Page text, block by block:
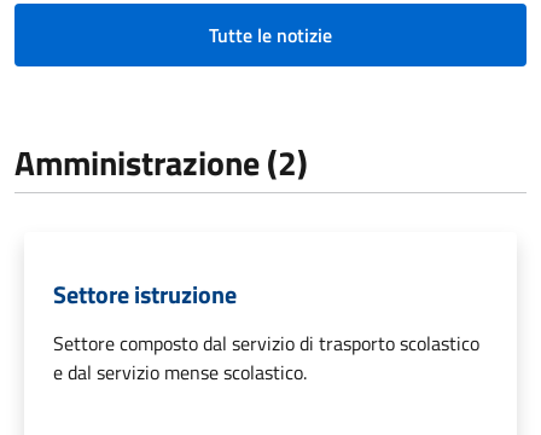
Tutte le notizie
Amministrazione (2)
Settore istruzione
Settore composto dal servizio di trasporto scolastico
e dal servizio mense scolastico.